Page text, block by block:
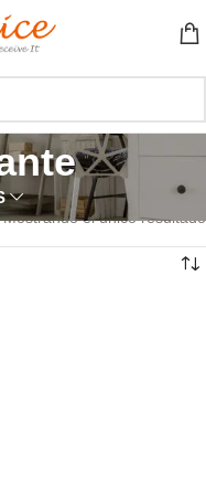
Mostrando el único resultado